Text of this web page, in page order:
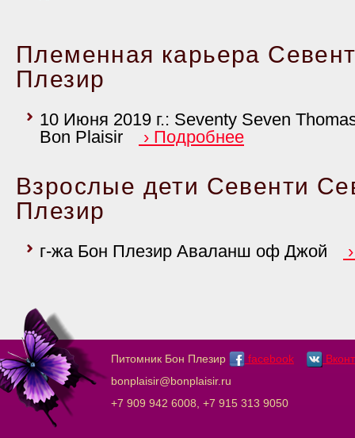
Племенная карьера
Плезир
10 Июня 2019 г.: Seventy Seven
Bon Plaisir
› Подробнее
Взрослые дети Севенти
Плезир
г-жа Бон Плезир Аваланш оф Джой ›
Питомник Бон Плезир facebook
bonplaisir@bonplaisir.ru
+7 909 942 6008, +7 915 313 9050